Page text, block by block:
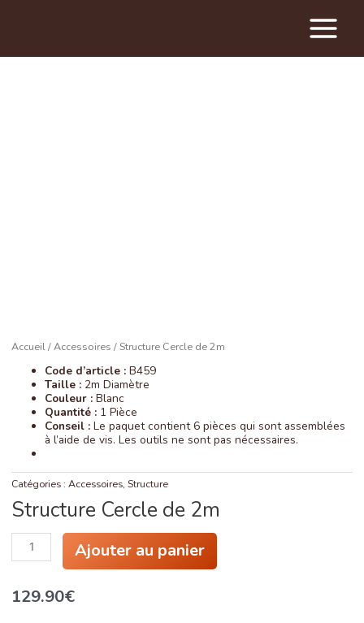
Main
Menu
Accueil/Accessoires / Structure Cercle de 2m
Code d’article : B459
Taille : 2m Diamètre
Couleur : Blanc
Quantité : 1 Pièce
Conseil : Le paquet contient 6 pièces qui sont assemblées
à l’aide de vis. Les outils ne sont pas nécessaires.
Catégories : Accessoires, Structure
Structure Cercle de 2m
quantité
Structure
de
Ajouter au panier
129.90€